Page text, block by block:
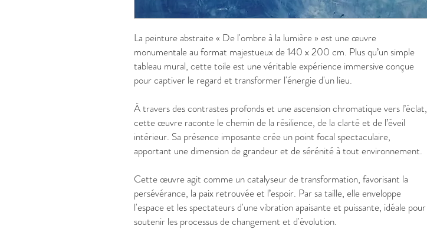
La peinture abstraite « De l'ombre à la lumière » est une œuvre
monumentale au format majestueux de 140 x 200 cm. Plus qu’un simple
tableau mural, cette toile est une véritable expérience immersive conçue
pour captiver le regard et transformer l'énergie d'un lieu.
À travers des contrastes profonds et une ascension chromatique vers l’éclat,
cette œuvre raconte le chemin de la résilience, de la clarté et de l’éveil
intérieur. Sa présence imposante crée un point focal spectaculaire,
apportant une dimension de grandeur et de sérénité à tout environnement.
Cette œuvre agit comme un catalyseur de transformation, favorisant la
persévérance, la paix retrouvée et l’espoir. Par sa taille, elle enveloppe
l'espace et les spectateurs d'une vibration apaisante et puissante, idéale pour
soutenir les processus de changement et d'évolution.